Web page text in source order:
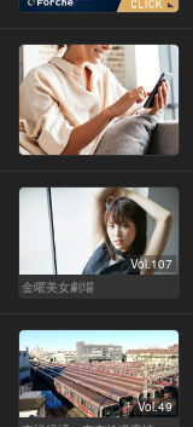
Vol.107
金曜美女劇場
Vol.49